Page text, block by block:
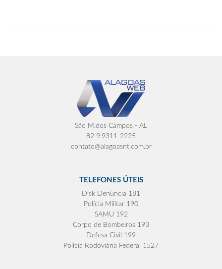
São M.dos Campos - AL
82 9.9311-2225
contato@alagoasnt.com.br
TELEFONES ÚTEIS
Disk Denúncia 181
Polícia Militar 190
SAMU 192
Corpo de Bombeiros 193
Defesa Civil 199
Polícia Rodoviária Federal 1527